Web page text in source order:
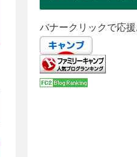
バナークリックで応援